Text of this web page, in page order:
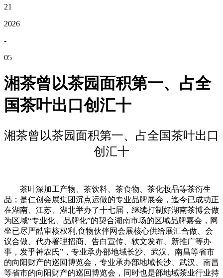
21
2026
-
05
湘茶曾以茶园面积第一、占全
国茶叶出口创汇十
湘茶曾以茶园面积第一、占全国茶叶出口
创汇十
茶叶深加工产物、茶饮料、茶食物、茶化妆品等茶衍生
品；是仁创会展集团沉点运做的专业品牌展会，迄今已成功正
在湖南、江苏、湖北举办了十七届，继续打制好湖南茶博会做
为区域“专业化、品牌化”的契合湖南市场的区域品牌嘉会，网
坐已尽严酷审核权利,食物伙伴网会展核心供给展汇合做、会
议合做、代办署理招商、告白宣传、软文发布、新推广等办
事，发乎神农氏”，专业承办部地域长沙、武汉、南昌等省市
的向阳财产的巡回博览会，专业承办部地域长沙、武汉、南昌
等省市的向阳财产的巡回博览会，同时也是部地域茶业行业持